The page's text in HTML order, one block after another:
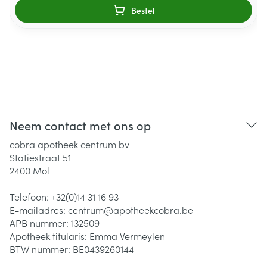
Bestel
Neem contact met ons op
cobra apotheek centrum bv
Statiestraat 51
2400 Mol
Telefoon: +32(0)14 31 16 93
E-mailadres: centrum@apotheekcobra.be
APB nummer: 132509
Apotheek titularis: Emma Vermeylen
BTW nummer: BE0439260144